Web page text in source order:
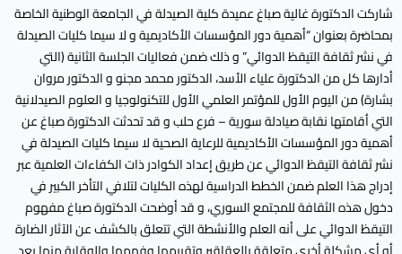
شاركت الدكتورة غالية صباغ عميدة كلية الصيدلة في الجامعة الوطنية الخاصة
بمحاضرة بعنوان “أهمية دور المؤسسات الأكاديمية و لا سيما كليات الصيدلة
في نشر ثقافة التيقظ الدوائي” و ذلك ضمن فعاليات الجلسة الثانية (التي
أدارها كل من الدكتورة علياء الأسد، الدكتور محمد مجنو و الدكتور مروان
بشارة) من اليوم الأول للمؤتمر العلمي الأول للتكنولوجيا و العلوم الصيدلانية
التي أقامتها نقابة صيادلة سورية – فرع حلب و قد تحدثت الدكتورة صباغ عن
أهمية دور المؤسسات الأكاديمية للرعاية الصحية لا سيما كليات الصيدلة في
نشر ثقافة التيقظ الدوائي عن طريق إعداد الكوادر ذات الكفاءات العلمية عبر
إدراج هذا العلم ضمن الخطط الدراسية لهذه الكليات لتلافي التأخر الكبير في
دخول هذه الثقافة للمجتمع السوري، و قد أوضحت الدكتورة صباغ مفهوم
التيقظ الدوائي على أنه العلم والأنشطة التي تتعلق بالكشف عن الآثار الضارة